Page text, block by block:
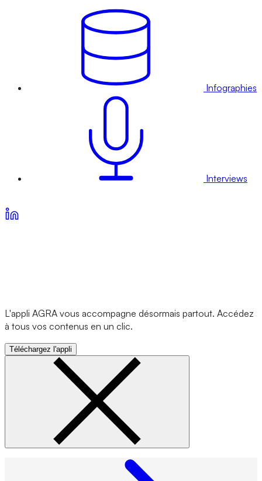
Infographies
Interviews
L'appli AGRA vous accompagne désormais partout. Accédez
à tous vos contenus en un clic.
Téléchargez l'appli